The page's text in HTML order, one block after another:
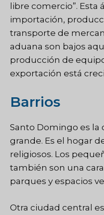
libre comercio”. Esta
importación,
transporte de
aduana son bajos
producción de
exportación está
Barrios
Santo Domingo es la
grande. Es el hogar
religiosos. Los
también son una
parques y espacios
Otra ciudad central